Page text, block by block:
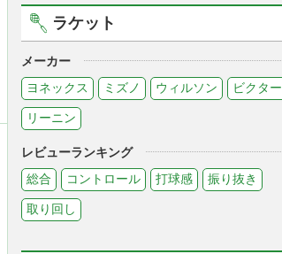
ラケット
メーカー
ヨネックス
ミズノ ウィルソン ビクター
リーニン
レビューランキング
総合
コントロール 打球感 振り抜き
取り回し